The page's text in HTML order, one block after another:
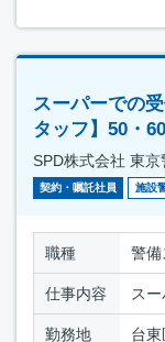
スーパーでの
タッフ】50・
SPD株式会社 東
契約・嘱託社員 施設
職種 警備
仕事内容 ス
勤務地 台東